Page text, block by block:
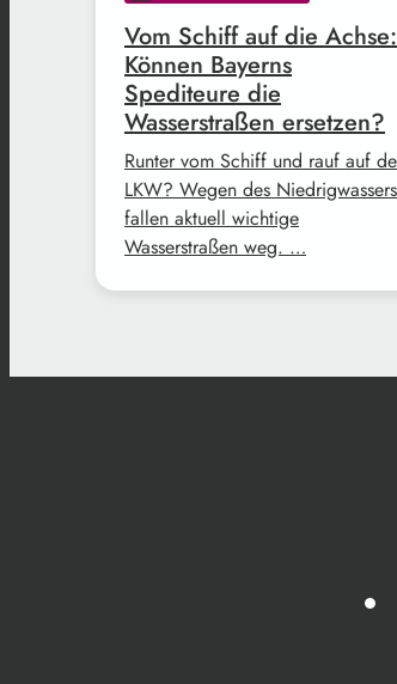
Vom Schiff auf die Achse:
Können Bayerns
Spediteure die
Wasserstraßen ersetzen?
Runter vom Schiff und rauf auf
LKW? Wegen des Niedrigwassers
fallen aktuell wichtige
Wasserstraßen weg. …